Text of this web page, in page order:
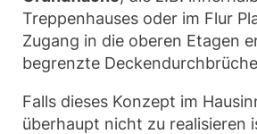
Treppenhauses oder im Flur
Zugang in die oberen Etagen
begrenzte
Falls dieses Konzept im
überhaupt nicht zu realisieren